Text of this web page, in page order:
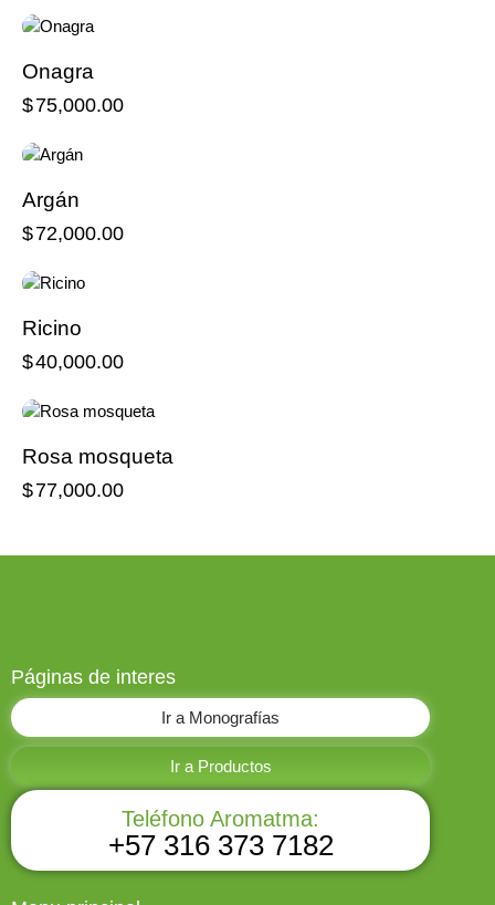
Onagra
$75,000.00
Argán
$72,000.00
Ricino
$40,000.00
Rosa mosqueta
$77,000.00
Páginas de interes
Ir a Monografías
Ir a Productos
Teléfono Aromatma:
+57 316 373 7182